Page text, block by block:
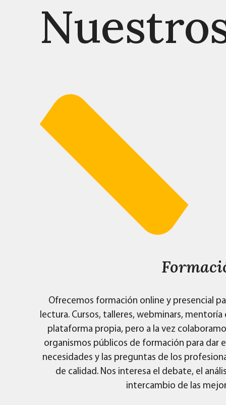
Ofrecemos formación online y presencial
lectura. Cursos, talleres, webminars,
plataforma propia, pero a la vez
organismos públicos de formación para dar
necesidades y las preguntas de los
de calidad. Nos interesa el debate, el
intercambio de las